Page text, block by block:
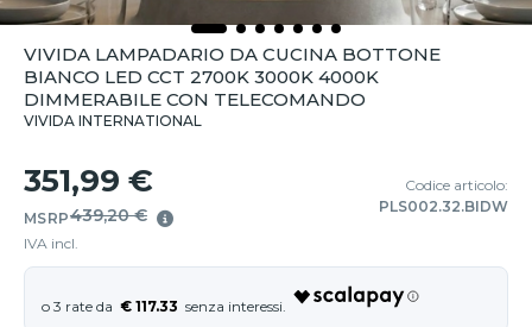
VIVIDA LAMPADARIO DA CUCINA BOTTONE
BIANCO LED CCT 2700K 3000K 4000K
DIMMERABILE CON TELECOMANDO
VIVIDA INTERNATIONAL
351,99 €
MSRP439,20 €
IVA incl.
Codice articolo:
PLS002.32.BIDW
€ 117.33